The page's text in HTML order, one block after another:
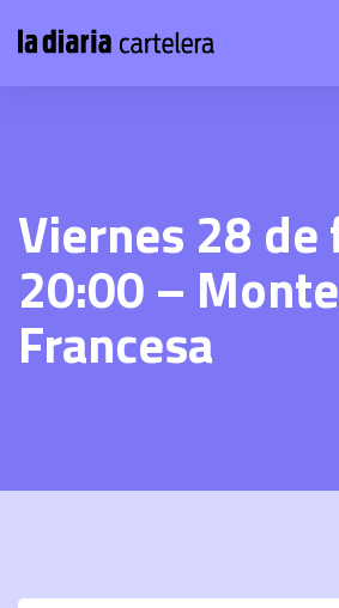
Viernes 28
20:00 –
Francesa